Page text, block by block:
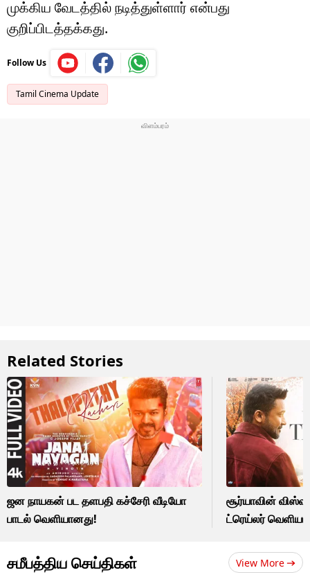
முக்கிய வேடத்தில் நடித்துள்ளார் என்பது
குறிப்பிடத்தக்கது.
Follow Us
Tamil Cinema Update
Related Stories
ஜன நாயகன் பட தளபதி கச்சேரி வீடியோ
பாடல் வெளியானது!
சூர்யாவின்
ட்ரெய்லர்
சமீபத்திய செய்திகள் View More